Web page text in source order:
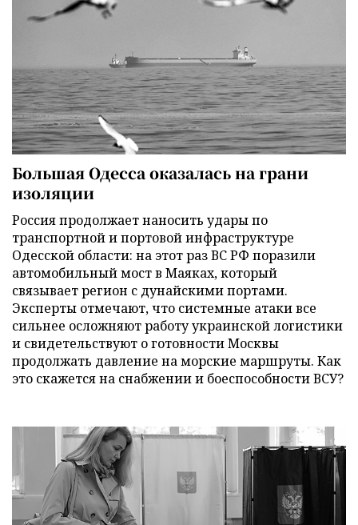
Большая Одесса оказалась на грани
изоляции
Россия продолжает наносить удары по
транспортной и портовой инфраструктуре
Одесской области: на этот раз ВС РФ поразили
автомобильный мост в Маяках, который
связывает регион с дунайскими портами.
Эксперты отмечают, что системные атаки все
сильнее осложняют работу украинской логистики
и свидетельствуют о готовности Москвы
продолжать давление на морские маршруты. Как
это скажется на снабжении и боеспособности ВСУ?